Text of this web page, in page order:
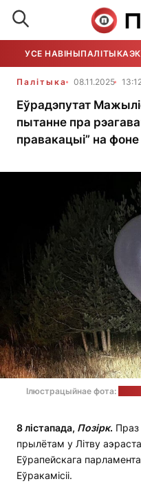
УСЕ НАВІНЫПАЛІТЫКА
Палітыка 08.11.2025
Еўрадэпутат
пытанне пра
правакацыі” на
Ілюстрацыйнае фота:
8 лістапада, Позірк.
прылётам у Літву
Еўрапейскага
Еўракамісіі.